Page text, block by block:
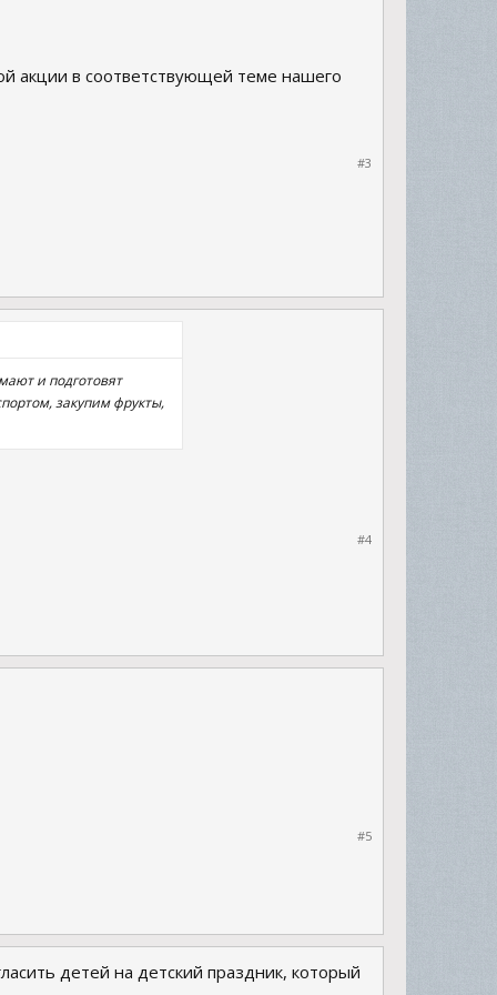
акции в соответствующей теме нашего
#3
и подготовят
закупим фрукты,
#4
#5
детей на детский праздник, который